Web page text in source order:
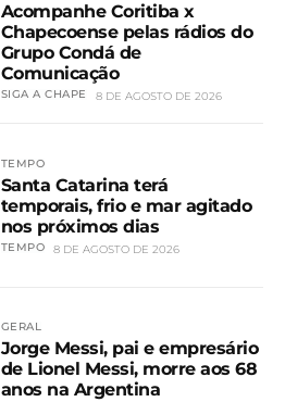
Acompanhe Coritiba x
Chapecoense pelas rádios do
Grupo Condá de
Comunicação
SIGA A CHAPE 8 DE AGOSTO DE 2026
TEMPO
Santa Catarina terá
temporais, frio e mar agitado
nos próximos dias
TEMPO 8 DE AGOSTO DE 2026
GERAL
Jorge Messi, pai e empresário
de Lionel Messi, morre aos 68
anos na Argentina